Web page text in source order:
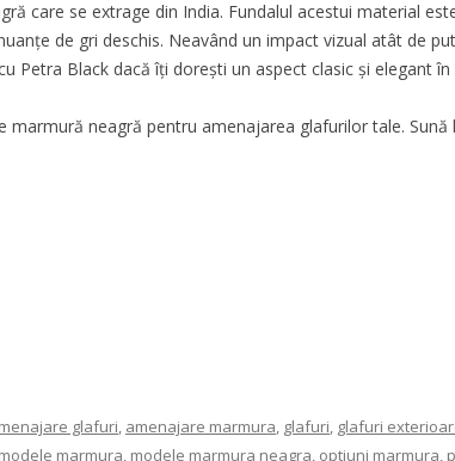
care se extrage din India. Fundalul acestui material
de gri deschis. Neavând un impact vizual atât de
Petra Black dacă îți dorești un aspect clasic și elegant
marmură neagră pentru amenajarea glafurilor tale.
glafuri, amenajare marmura, glafuri, glafuri
modele marmura, modele marmura neagra, optiuni marmura,